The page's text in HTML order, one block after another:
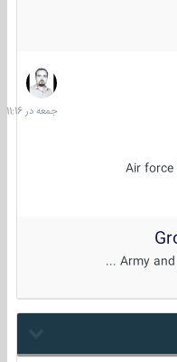
Air
جمعه
در
11:16
Army